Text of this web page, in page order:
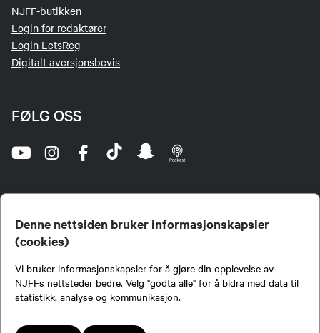
Denne nettsiden bruker informasjonskapsler
(cookies)
Vi bruker informasjonskapsler for å gjøre din opplevelse av
NJFFs nettsteder bedre. Velg "godta alle" for å bidra med data til
statistikk, analyse og kommunikasjon.
NJFF-butikken
Login for redaktører
Login LetsReg
Digitalt aversjonsbevis
FØLG OSS
jegere og sportsfiskere og et av de viktigste miljøene for formidling av kunnskap om jakt og
fiske i Norge. Vi er en partipolitisk nøytral organisasjon, men har et sterkt jakt-, fiske-, og
naturpolitisk engasjement i mange saker.
Lokalforeninger tilsluttet Norges Jeger- og Fiskerforbund har ansvar for innhold de